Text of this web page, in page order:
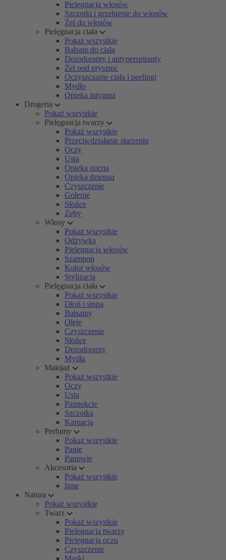
Pielęgnacja włosów
Szczotki i grzebienie do włosów
Żel do włosów
Pielęgnacja ciała
Pokaż wszystkie
Balsam do ciała
Dezodoranty i antyperspiranty
Żel pod prysznic
Oczyszczanie ciała i peelingi
Mydło
Opieka intymna
Drogeria
Pokaż wszystkie
Pielęgnacja twarzy
Pokaż wszystkie
Przeciwdziałanie starzeniu
Oczy
Usta
Opieka nocna
Opieka dzienna
Czyszczenie
Golenie
Słońce
Zęby
Włosy
Pokaż wszystkie
Odżywka
Pielęgnacja włosów
Szampon
Kolor włosów
Stylizacja
Pielęgnacja ciała
Pokaż wszystkie
Dłoń i stopa
Balsamy
Oleje
Czyszczenie
Słońce
Dezodoranty
Mydła
Makijaż
Pokaż wszystkie
Oczy
Usta
Paznokcie
Szczotka
Karnacja
Perfumy
Pokaż wszystkie
Panie
Panowie
Akcesoria
Pokaż wszystkie
Inne
Natura
Pokaż wszystkie
Twarz
Pokaż wszystkie
Pielęgnacja twarzy
Pielęgnacja oczu
Czyszczenie
Maski